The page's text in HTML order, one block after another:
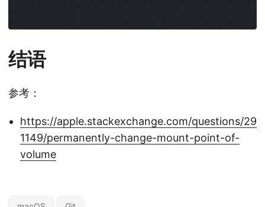
结语
参考：
https://apple.stackexchange.com/questions/29
1149/permanently-change-mount-point-of-
volume